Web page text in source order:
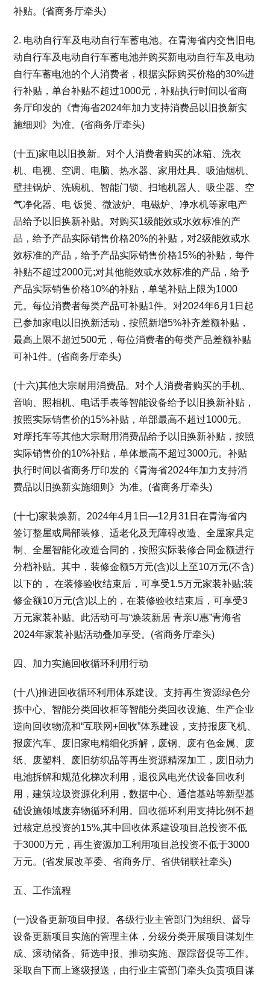
补贴。(省商务厅牵头)
2. 电动自行车及电动自行车蓄电池。在青海省内交售旧电
动自行车及电动自行车蓄电池并购买新电动自行车及电动
自行车蓄电池的个人消费者，根据实际购买价格的30%进
行补贴，单台补贴不超过1000元，补贴执行时间以省商
务厅印发的《青海省2024年加力支持消费品以旧换新实
施细则》为准。(省商务厅牵头)
(十五)家电以旧换新。对个人消费者购买的冰箱、洗衣
机、电视、空调、电脑、热水器、家用灶具、吸油烟机、
壁挂锅炉、洗碗机、智能门锁、扫地机器人、吸尘器、空
气净化器、电 饭煲、微波炉、电磁炉、净水机等家电产
品给予以旧换新补贴。对购买1级能效或水效标准的产
品，给予产品实际销售价格20%的补贴，对2级能效或水
效标准的产品，给予产品实际销售价格15%的补贴，每件
补贴不超过2000元;对其他能效或水效标准的产品，给予
产品实际销售价格10%的补贴，单笔补贴上限为1000
元。每位消费者每类产品可补贴1件。对2024年6月1日起
已参加家电以旧换新活动，按照新增5%补齐差额补贴，
最高上限不超过500元，每位消费者的每类产品差额补贴
可补1件。(省商务厅牵头)
(十六)其他大宗耐用消费品。对个人消费者购买的手机、
音响、照相机、电话手表等智能设备给予以旧换新补贴，
按照实际销售价的15%补贴，单部最高不超过1000元。
对摩托车等其他大宗耐用消费品给予以旧换新补贴，按照
实际销售价的10%补贴，单体最高不超过3000元。补贴
执行时间以省商务厅印发的《青海省2024年加力支持消
费品以旧换新实施细则》为准。(省商务厅牵头)
(十七)家装焕新。2024年4月1日—12月31日在青海省内
签订整屋或局部装修、适老化及无障碍改造、全屋家具定
制、全屋智能化改造合同的，按照实际装修合同金额进行
分档补贴。其中，装修金额5万元(含)以上至10万元(不含)
以下的， 在装修验收结束后，可享受1.5万元家装补贴;装
修金额10万元(含)以上的，在装修验收结束后，可享受3
万元家装补贴。此活动可与“焕装新居 青亲U惠”青海省
2024年家装补贴活动叠加享受。(省商务厅牵头)
四、加力实施回收循环利用行动
(十八)推进回收循环利用体系建设。支持再生资源绿色分
拣中心、智能分类回收柜等智能分类回收设施、生产企业
逆向回收物流和“互联网+回收”体系建设，支持报废飞机、
报废汽车、废旧家电精细化拆解，废钢、废有色金属、废
纸、废塑料、废旧纺织品等再生资源精深加工，废旧动力
电池拆解和规范化梯次利用，退役风电光伏设备回收利
用，建筑垃圾资源化利用，数据中心、通信基站等新型基
础设施领域废弃物循环利用。回收循环利用支持比例不超
过核定总投资的15%,其中回收体系建设项目总投资不低
于3000万元，再生资源加工利用项目总投资不低于3000
万元。(省发展改革委、省商务厅、省供销联社牵头)
五、工作流程
(一)设备更新项目申报。各级行业主管部门为组织、督导
设备更新项目实施的管理主体，分级分类开展项目谋划生
成、滚动储备、筛选申报、推动实施、跟踪督促等工作。
采取自下而上逐级报送，由行业主管部门牵头负责项目谋